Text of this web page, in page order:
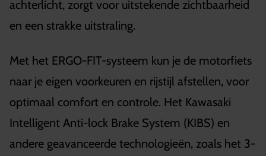
achterlicht, zorgt voor uitstekende zichtbaarheid
en een strakke uitstraling.
Met het ERGO-FIT-systeem kun je de motorfiets
naar je eigen voorkeuren en rijstijl afstellen, voor
optimaal comfort en controle. Het Kawasaki
Intelligent Anti-lock Brake System (KIBS) en
andere geavanceerde technologieën, zoals het 3-